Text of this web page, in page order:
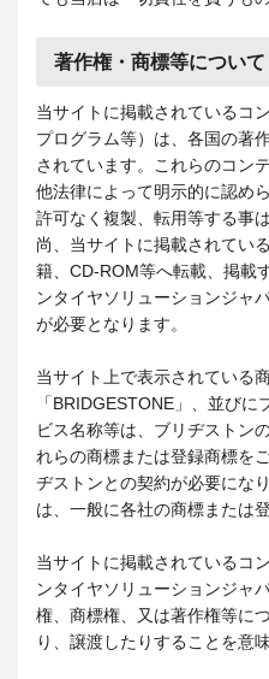
著作権・商標等について
当サイトに掲載されているコ
プログラム等）は、各国の著
されています。これらのコン
他法律によって明示的に認め
許可なく複製、転用等する事
尚、当サイトに掲載されてい
籍、CD-ROM等へ転載、掲載
ンタイヤソリューションジャ
が必要となります。
当サイト上で表示されている
「BRIDGESTONE」、並び
ビス名称等は、ブリヂストン
れらの商標または登録商標を
ヂストンとの契約が必要にな
は、一般に各社の商標または
当サイトに掲載されているコ
ンタイヤソリューションジャ
権、商標権、又は著作権等に
り、譲渡したりすることを意